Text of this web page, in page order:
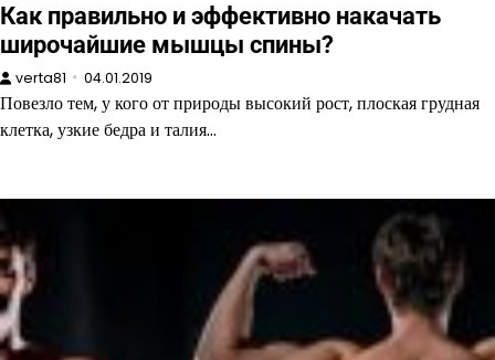
Как правильно и эффективно накачать
широчайшие мышцы спины?
verta81 04.01.2019
Повезло тем, у кого от природы высокий рост, плоская грудная
клетка, узкие бедра и талия…